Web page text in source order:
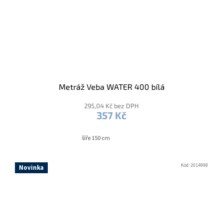
Metráž Veba WATER 400 bílá
295,04 Kč bez DPH
357 Kč
šíře 150 cm
Novinka Kód:2014998